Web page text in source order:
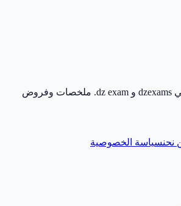
المصدر الأول للنجاح في dzexams و dz exam. ملخصات وفروض
نحنسياسة الخصوصية